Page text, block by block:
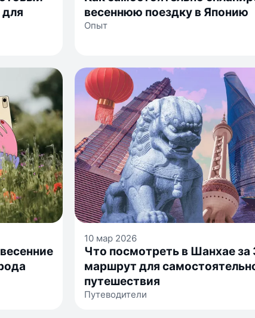
весеннюю поездку в Японию
Опыт
10 мар 2026
Что посмотреть в Шанхае за
маршрут для
путешествия
Путеводители